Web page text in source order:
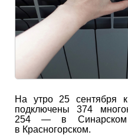
На утро 25 сентября
подключены 374
254 — в Синарском
в Красногорском.